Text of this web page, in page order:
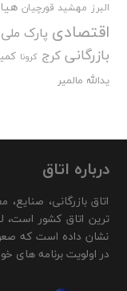
البرز مهشید قورچیان
اقتصادی پارک
بازرگانی کرج کرونا
یدالله مالمیر
درباره اتاق
اتاق بازرگانی،
ترین اتاق کشور
نشان داده است که
در اولویت برنامه های